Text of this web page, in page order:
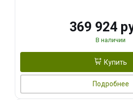
369 924
В наличии
Купить
Подробнее